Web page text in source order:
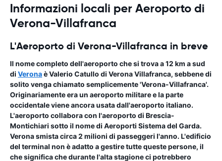
Informazioni locali per Aeroporto di
Verona-Villafranca
L'Aeroporto di Verona-Villafranca in breve
Il nome completo dell'aeroporto che si trova a 12 km a sud
di VeronaèValerio Catullo di Verona Villafranca, sebbene di
solito venga chiamato semplicemente 'Verona-Villafranca'.
Originariamente era un aeroporto militare e la parte
occidentale viene ancora usata dall'aeroporto italiano.
L'aeroporto collabora con l'aeroporto di Brescia-
Montichiari sotto il nome di Aeroporti Sistema del Garda.
Verona smista circa 2 milioni di passeggeri l'anno. L'edificio
del terminal non è adatto a gestire tutte queste persone, il
che significa che durante l'alta stagione ci potrebbero